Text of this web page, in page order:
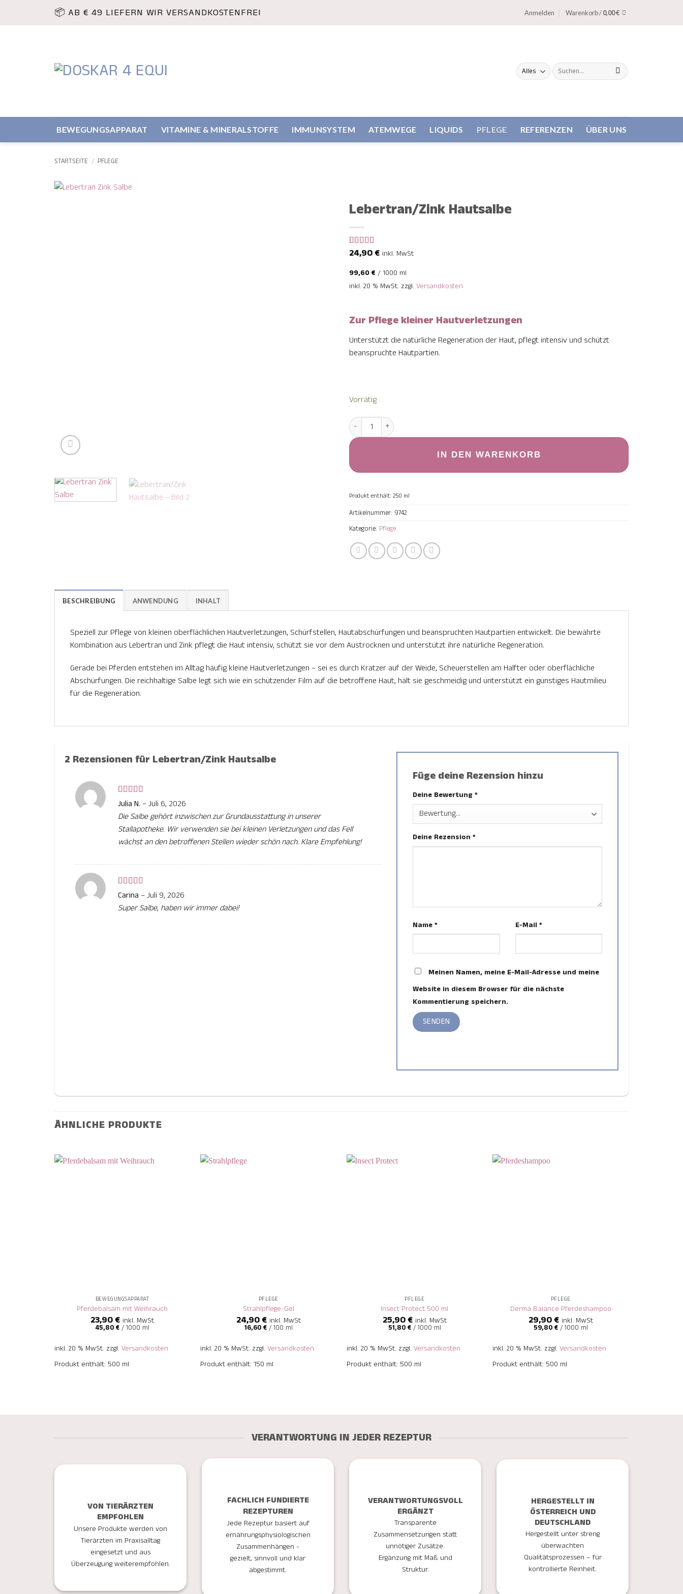
📦 AB € 49 LIEFERN WIR VERSANDKOSTENFREI Anmelden Warenkorb /0,00€
Suche
nach:
BEWEGUNGSAPPARAT VITAMINE & MINERALSTOFFE IMMUNSYSTEM ATEMWEGE LIQUIDS PFLEGE REFERENZEN ÜBER UNS
STARTSEITE / PFLEGE
Lebertran/Zink Hautsalbe
Bewertet
basierend
auf
2
Kundenbewertungen
24,90€ inkl. MwSt
99,60 € / 1000 ml
inkl. 20 % MwSt. zzgl. Versandkosten
Zur Pflege kleiner Hautverletzungen
Unterstützt die natürliche Regeneration der Haut, pflegt intensiv und schützt
beanspruchte Hautpartien.
Vorrätig
Lebertran/Zink Hautsalbe Menge
IN DEN WARENKORB
Produkt enthält: 250 ml
Artikelnummer: 9742
Kategorie: Pflege
BESCHREIBUNG ANWENDUNG INHALT
Speziell zur Pflege von kleinen oberflächlichen Hautverletzungen, Schürfstellen, Hautabschürfungen und beanspruchten Hautpartien entwickelt. Die bewährte
Kombination aus Lebertran und Zink pflegt die Haut intensiv, schützt sie vor dem Austrocknen und unterstützt ihre natürliche Regeneration.
Gerade bei Pferden entstehen im Alltag häufig kleine Hautverletzungen – sei es durch Kratzer auf der Weide, Scheuerstellen am Halfter oder oberflächliche
Abschürfungen. Die reichhaltige Salbe legt sich wie ein schützender Film auf die betroffene Haut, hält sie geschmeidig und unterstützt ein günstiges Hautmilieu
für die Regeneration.
2 Rezensionen für Lebertran/Zink Hautsalbe
Bewertet
Julia N. –Juli 6, 2026
Die Salbe gehört inzwischen zur Grundausstattung in unserer
Stallapotheke. Wir verwenden sie bei kleinen Verletzungen und das Fell
wächst an den betroffenen Stellen wieder schön nach. Klare Empfehlung!
Bewertet
Carina –Juli 9, 2026
Super Salbe, haben wir immer dabei!
Füge deine Rezension hinzu
Deine Bewertung*
Deine Rezension*
Name* E-Mail *
Meinen Namen, meine E-Mail-Adresse und meine
Website in diesem Browser für die nächste
Kommentierung speichern.
ÄHNLICHE PRODUKTE
BEWEGUNGSAPPARAT
Pferdebalsam mit Weihrauch
23,90€ inkl. MwSt
45,80€ /1000 ml
inkl. 20 % MwSt. zzgl. Versandkosten
Produkt enthält: 500 ml
PFLEGE
Strahlpflege-Gel
24,90€ inkl. MwSt
16,60 €/ 100 ml
inkl. 20 % MwSt. zzgl.Versandkosten
Produkt enthält: 150 ml
PFLEGE
Insect Protect 500 ml
25,90€ inkl. MwSt
51,80 €/ 1000 ml
inkl. 20 % MwSt. zzgl. Versandkosten
Produkt enthält: 500 ml
PFLEGE
Derma Balance Pferdeshampoo
29,90€ inkl. MwSt
59,80 €/ 1000 ml
inkl. 20 % MwSt. zzgl.Versandkosten
Produkt enthält: 500 ml
VERANTWORTUNG IN JEDER REZEPTUR
VON TIERÄRZTEN
EMPFOHLEN
Unsere Produkte werden von
Tierärzten im Praxisalltag
eingesetzt und aus
Überzeugung weiterempfohlen.
FACHLICH FUNDIERTE
REZEPTUREN
Jede Rezeptur basiert auf
ernährungsphysiologischen
Zusammenhängen -
gezielt, sinnvoll und klar
abgestimmt.
VERANTWORTUNGSVOLL
ERGÄNZT
Transparente
Zusammensetzungen statt
unnötiger Zusätze.
Ergänzung mit Maß und
Struktur.
HERGESTELLT IN
ÖSTERREICH UND
DEUTSCHLAND
Hergestellt unter streng
überwachten
Qualitätsprozessen – für
kontrollierte Reinheit.